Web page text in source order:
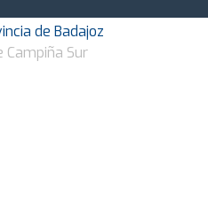
de Badajoz
Campiña Sur